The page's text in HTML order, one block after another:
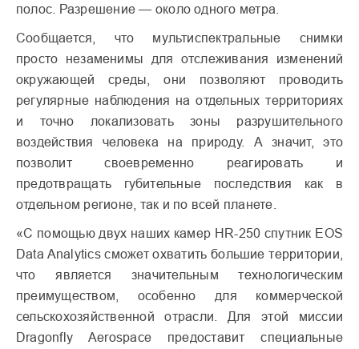
полос. Разрешение — около одного метра.
Сообщается, что мультиспектральные снимки
просто незаменимы для отслеживания изменений
окружающей среды, они позволяют проводить
регулярные наблюдения на отдельных территориях
и точно локализовать зоны разрушительного
воздействия человека на природу. А значит, это
позволит своевременно реагировать и
предотвращать губительные последствия как в
отдельном регионе, так и по всей планете.
«С помощью двух наших камер HR-250 спутник EOS
Data Analytics сможет охватить большие территории,
что является значительным технологическим
преимуществом, особенно для коммерческой
сельскохозяйственной отрасли. Для этой миссии
Dragonfly Aerospace предоставит специальные